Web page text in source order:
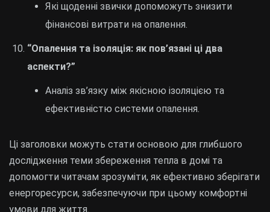
Які щоденні звички допоможуть знизити
фінансові витрати на опалення.
“Опалення та ізоляція: як пов’язані ці два
аспекти?”
Аналіз зв’язку між якісною ізоляцією та
ефективністю системи опалення.
Ці заголовки можуть стати основою для глибшого
дослідження теми збереження тепла в домі та
допомогти читачам зрозуміти, як ефективно зберігати
енергоресурси, забезпечуючи при цьому комфортні
умови для життя.